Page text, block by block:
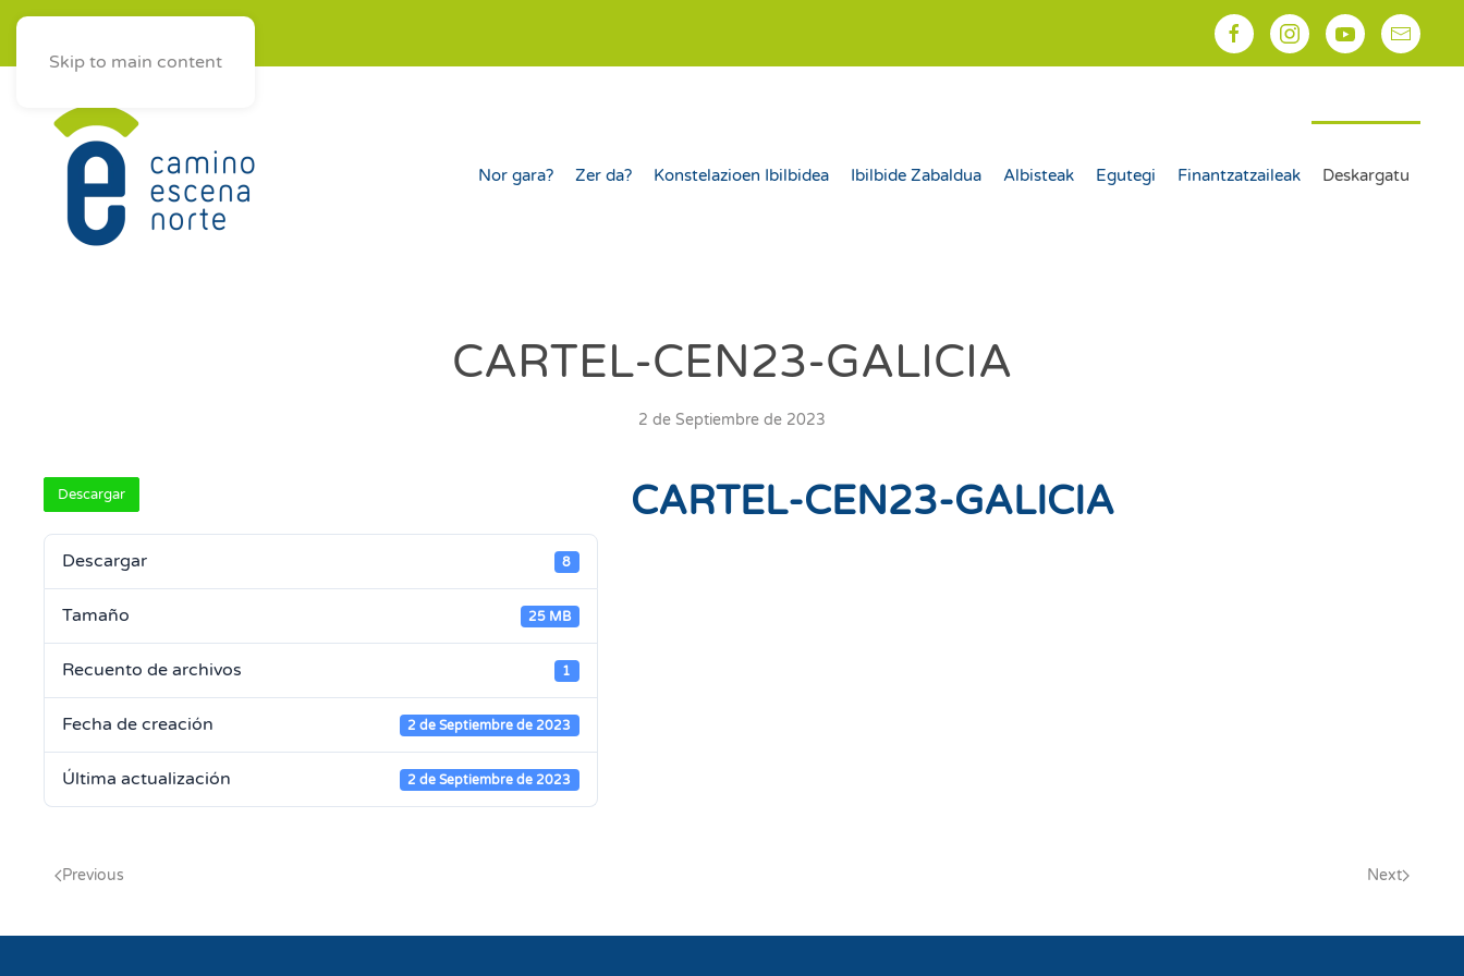
Skip to main content
Nor gara? Zer da? Konstelazioen Ibilbidea Ibilbide Zabaldua Albisteak Egutegi Finantzatzaileak Deskargatu
CARTEL-CEN23-GALICIA
2 de Septiembre de 2023
Descargar
Descargar 8
Tamaño 25 MB
Recuento de archivos 1
Fecha de creación 2 de Septiembre de 2023
Última actualización 2 de Septiembre de 2023
CARTEL-CEN23-GALICIA
Previous Next